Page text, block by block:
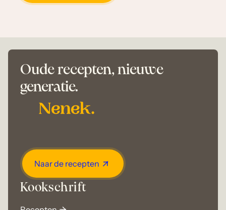
Oude recepten, nieuwe
generatie.
Naar de recepten
Kookschrift